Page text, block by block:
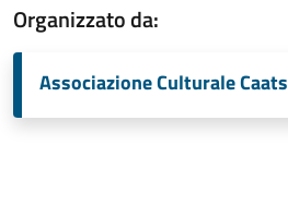
Organizzato da:
Associazione Culturale Caats